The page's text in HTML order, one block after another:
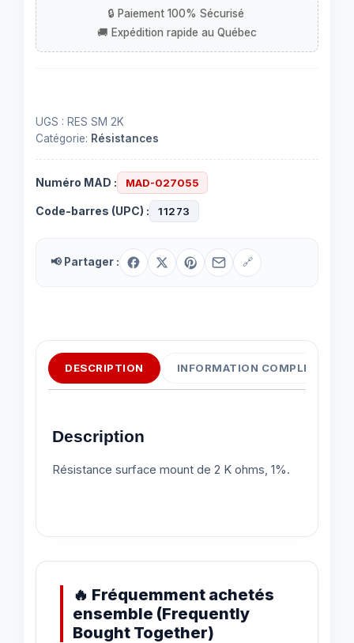
surface
mount
UGS : RES SM 2K
Catégorie: Résistances
Numéro MAD : MAD-027055
Code-barres (UPC) : 11273
📢 Partager : 🔗
DESCRIPTION INFORMATION
Description
Résistance surface mount de 2 K ohms, 1%.
🔥 Fréquemment achetés
ensemble (Frequently
Bought Together)